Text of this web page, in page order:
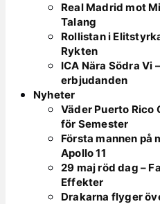
Real Madrid mot
Talang
Rollistan i
Rykten
ICA Nära Södra Vi
erbjudanden
Nyheter
Väder Puerto Rico
för Semester
Första mannen på
Apollo 11
29 maj röd dag –
Effekter
Drakarna flyger